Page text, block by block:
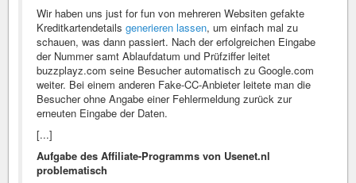
Wir haben uns just for fun von mehreren Websiten gefakte
Kreditkartendetails generieren lassen, um einfach mal zu
schauen, was dann passiert. Nach der erfolgreichen Eingabe
der Nummer samt Ablaufdatum und Prüfziffer leitet
buzzplayz.com seine Besucher automatisch zu Google.com
weiter. Bei einem anderen Fake-CC-Anbieter leitete man die
Besucher ohne Angabe einer Fehlermeldung zurück zur
erneuten Eingabe der Daten.
[...]
Aufgabe des Affiliate-Programms von Usenet.nl
problematisch